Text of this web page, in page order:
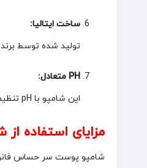
ساخت ایتالیا:
تولید شده توسط
PH متعادل:
این شامپو با pH تنظیم‌شده متناسب با فیزیولوژی پوست سر، از ایجاد حساسیت و تحریک جلوگیری می‌کند.
مزایای استفاده
شامپو پوست سر حساس